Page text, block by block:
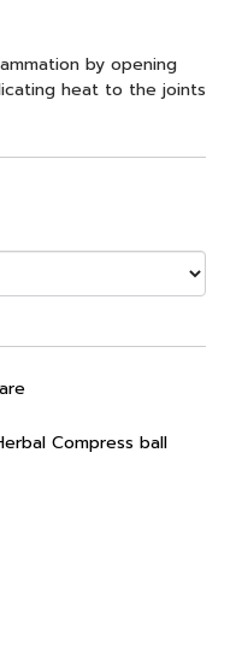
by opening
heat to the joints
Compress ball